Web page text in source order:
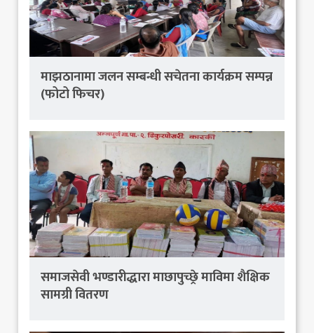
माझठानामा जलन सम्बन्धी सचेतना कार्यक्रम सम्पन्न
(फोटो फिचर)
समाजसेवी भण्डारीद्धारा माछापुच्छ्रे माविमा शैक्षिक
सामग्री वितरण